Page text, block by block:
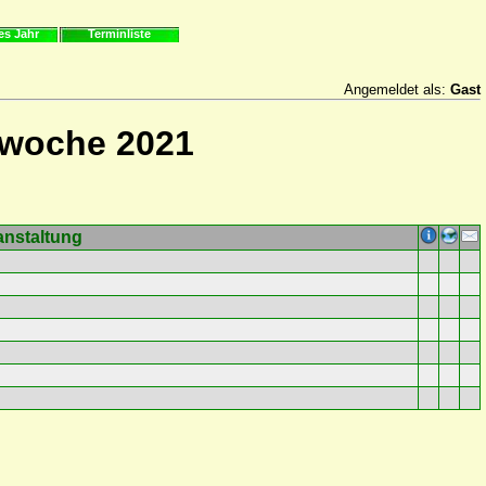
Jahr Terminliste
Angemeldet als: Gast
2021